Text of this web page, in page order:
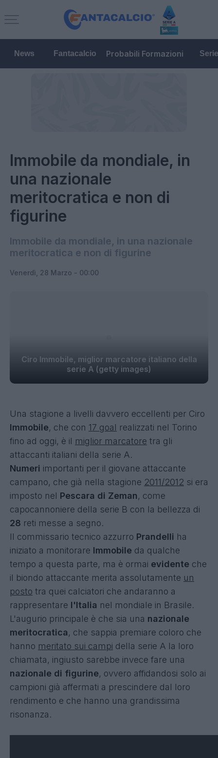
News Fantacalcio Probabili Formazioni
Immobile da mondiale, in
una nazionale
meritocratica e non di
figurine
Immobile da mondiale, in una nazionale
meritocratica e non di figurine
Venerdì, 28 Marzo - 00:00
Ciro Immobile, miglior marcatore italiano della
serie A (getty images)
Una stagione a livelli davvero eccellenti per Ciro
Immobile, che con 17 goal realizzati nel Torino
fino ad oggi, è il miglior marcatore tra gli
attaccanti italiani della serie A.
Numeri importanti per il giovane attaccante
campano, che già nella stagione 2011/2012 si era
imposto nel Pescara di Zeman, come
capocannoniere della serie B con la bellezza di
28 reti messe a segno.
Il commissario tecnico azzurro Prandelli ha
iniziato a monitorare Immobile da qualche
tempo a questa parte, ma è ormai evidente che
il biondo attaccante merita assolutamente un
posto tra quei calciatori che andaranno a
rappresentare l'Italia nel mondiale in Brasile.
L'augurio principale è che sia una nazionale
meritocratica, che sappia premiare coloro che
hanno meritato sui campi della serie A la loro
chiamata, ingiusto sarebbe invece fare una
nazionale di figurine, ovvero affidandosi solo ai
campioni già affermati a prescindere dal loro
rendimento e che hanno una grandissima
risonanza.